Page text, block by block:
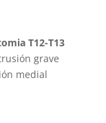
T12-T13
grave
medial